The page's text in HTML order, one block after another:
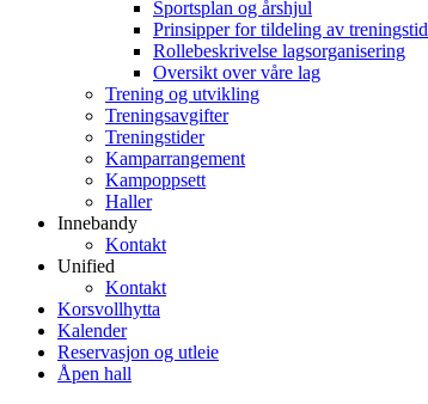
Sportsplan og årshjul
Prinsipper for tildeling av treningstid
Rollebeskrivelse lagsorganisering
Oversikt over våre lag
Trening og utvikling
Treningsavgifter
Treningstider
Kamparrangement
Kampoppsett
Haller
Innebandy
Kontakt
Unified
Kontakt
Korsvollhytta
Kalender
Reservasjon og utleie
Åpen hall